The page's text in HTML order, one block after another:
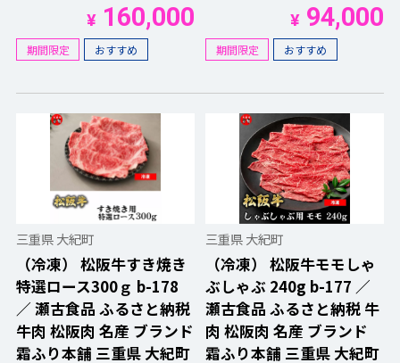
¥160,000
期間限定 おすすめ
¥94,000
期間限定 おすすめ
三重県 大紀町
（冷凍） 松阪牛すき焼き
特選ロース300ｇ b-178
／ 瀬古食品 ふるさと納税
牛肉 松阪肉 名産 ブランド
霜ふり本舗 三重県 大紀町
三重県 大紀町
（冷凍） 松阪牛モモしゃ
ぶしゃぶ 240g b-177 ／
瀬古食品 ふるさと納税 牛
肉 松阪肉 名産 ブランド
霜ふり本舗 三重県 大紀町